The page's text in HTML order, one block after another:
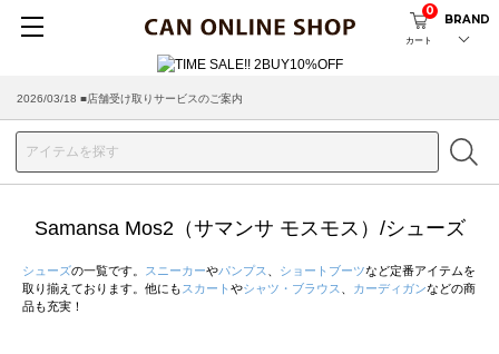
カート
0
BRAND
2026/08/04 ■8/13(木)AM2:00～サイトメンテナンス実施のお知らせ
2026/03/18 ■店舗受け取りサービスのご案内
Samansa Mos2（サマンサ モスモス）/シューズ
シューズの一覧です。 スニーカーやパンプス ショートブーツなど定番アイテムを
取り揃えております。他にも スカート やシャツ・ブラウス カーディガンなどの商
品も充実！